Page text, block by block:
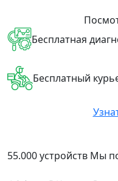
Бесплатная
Бесплатный
55.000 устройств Мы